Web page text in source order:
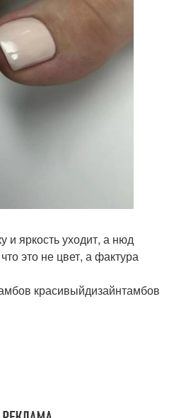
и яркость уходит, а нюд
это не цвет, а фактура
красивыйдизайнтамбов